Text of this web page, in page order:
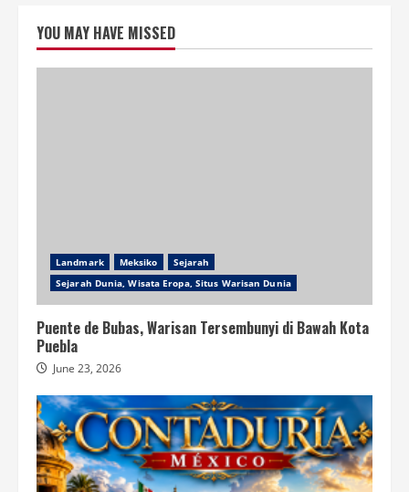
YOU MAY HAVE MISSED
Landmark Meksiko
Sejarah
Sejarah Dunia, Wisata Eropa, Situs Warisan Dunia
Puente de Bubas, Warisan Tersembunyi di Bawah Kota
Puebla
June 23, 2026